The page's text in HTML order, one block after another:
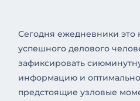
Сегодня ежедневники
успешного делового
зафиксировать
информацию и
предстоящие узловые